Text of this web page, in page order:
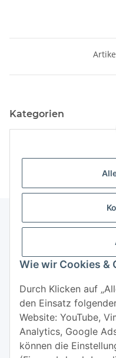
Wie wir Cookies &
Durch Klicken auf
den Einsatz
Website: YouTube,
Analytics, Google
können die
Kategorien
Mehr über